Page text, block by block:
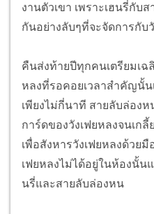
งานตัวเขา เพราะเฮนรี่กับ
กันอย่างลับๆที่จะจัดการกับ
คืนส่งท้ายปีทุกคนเตรียมเฉ
หลงที่รอคอยเวลาสำคัญนั้
เพียงไม่กี่นาที สายลับล่อง
การ์ดของวังเฟยหลงจนเก
เพื่อสังหารวังเฟยหลงด้วย
เฟยหลงไม่ได้อยู่ในห้องนั้น
นรี่และสายลับล่องหน